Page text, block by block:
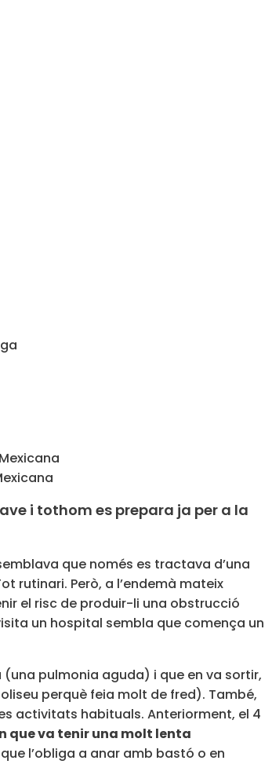
i tothom es prepara ja per a la
que només es tractava d’una
rutinari. Però, a l’endemà mateix
el risc de produir-li una obstrucció
un hospital sembla que comença un
pulmonia aguda) i que en va sortir,
perquè feia molt de fred). També,
activitats habituals. Anteriorment, el 4
que va tenir una molt lenta
l’obliga a anar amb bastó o en